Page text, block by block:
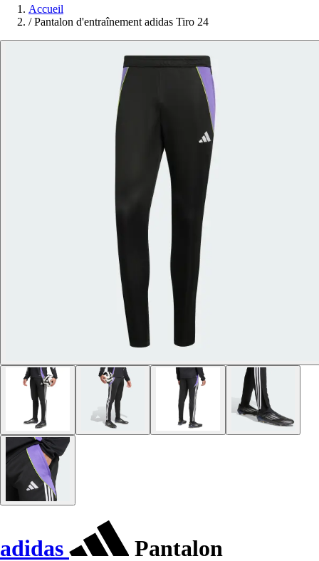
Accueil
/ Pantalon d'entraînement adidas Tiro 24
adidas Pantalon